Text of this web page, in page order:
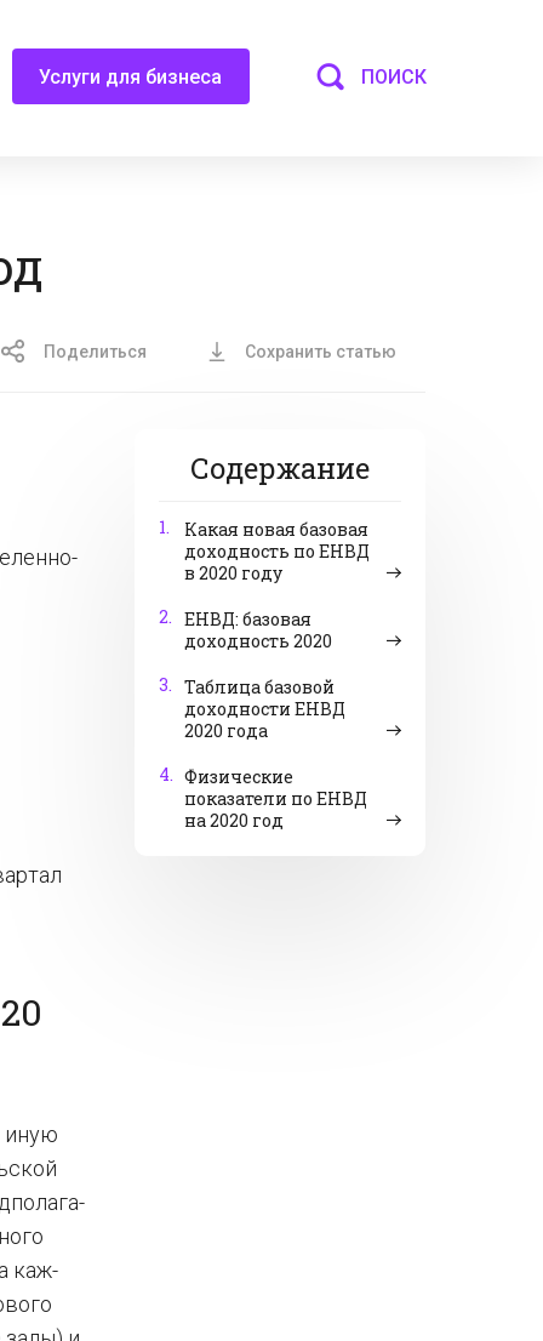
Услуги для бизнеса ПОИСК
Поделиться Сохранить статью
Содержание
1.
Какая новая базовая
доходность по ЕНВД
в 2020 году
2. ЕНВД: базовая
доходность 2020
3. Таблица базовой
доходности ЕНВД
2020 года
4. Физические
показатели по ЕНВД
на 2020 год
иную
каж­